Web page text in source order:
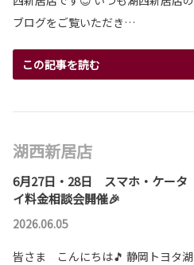
ブログをご覧いただき…
この記事を読む
湖西新居店
6月27日・28日 スマホ・ケータ
イ料金相談会開催🎉
2026.06.05
皆さま こんにちは🎵 静岡トヨタ湖